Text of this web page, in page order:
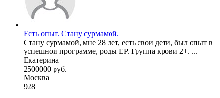
Есть опыт. Стану сурмамой.
Стану сурмамой, мне 28 лет, есть свои дети, был опыт в
успешной программе, роды ЕР. Группа крови 2+. ...
Екатерина
2500000 руб.
Москва
928